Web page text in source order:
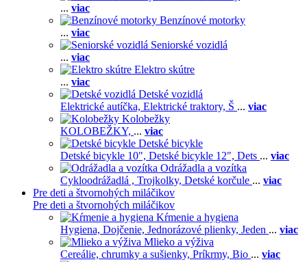
... viac
Benzínové motorky
... viac
Seniorské vozidlá
... viac
Elektro skútre
... viac
Detské vozidlá
Elektrické autíčka, Elektrické traktory, Š ... viac
Kolobežky
KOLOBEŽKY, ... viac
Detské bicykle
Detské bicykle 10", Detské bicykle 12", Dets ... viac
Odrážadla a vozítka
Cykloodrážadlá , Trojkolky, Detské korčule ... viac
Pre deti a štvornohých miláčikov
Pre deti a štvornohých miláčikov
Kŕmenie a hygiena
Hygiena, Dojčenie, Jednorázové plienky, Jeden ... viac
Mlieko a výživa
Cereálie, chrumky a sušienky, Príkrmy, Bio ... viac